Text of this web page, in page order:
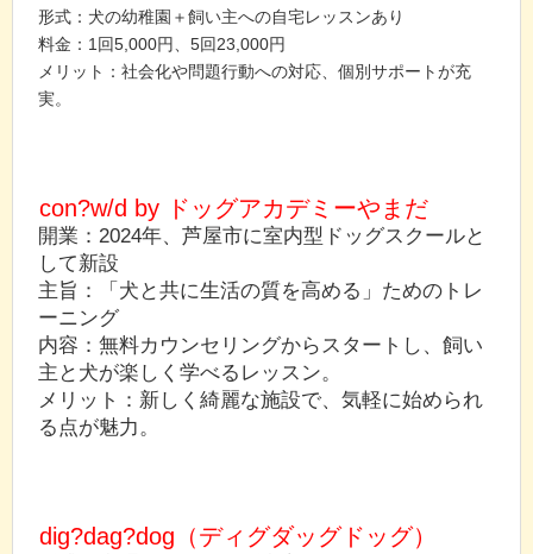
形式：犬の幼稚園＋飼い主への自宅レッスンあり
料金：1回5,000円、5回23,000円
メリット：社会化や問題行動への対応、個別サポートが充
実。
con?w/d by ドッグアカデミーやまだ
開業：2024年、芦屋市に室内型ドッグスクールと
して新設
主旨：「犬と共に生活の質を高める」ためのトレ
ーニング
内容：無料カウンセリングからスタートし、飼い
主と犬が楽しく学べるレッスン。
メリット：新しく綺麗な施設で、気軽に始められ
る点が魅力。
dig?dag?dog（ディグダッグドッグ）